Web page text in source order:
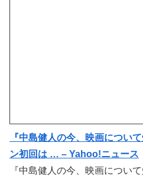
『中島健人の今、映画につい
ン初回は … – Yahoo!ニュース
『中島健人の今、映画につい